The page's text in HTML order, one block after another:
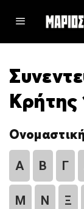
Κρήτης
Α Β Γ
Μ Ν Ξ